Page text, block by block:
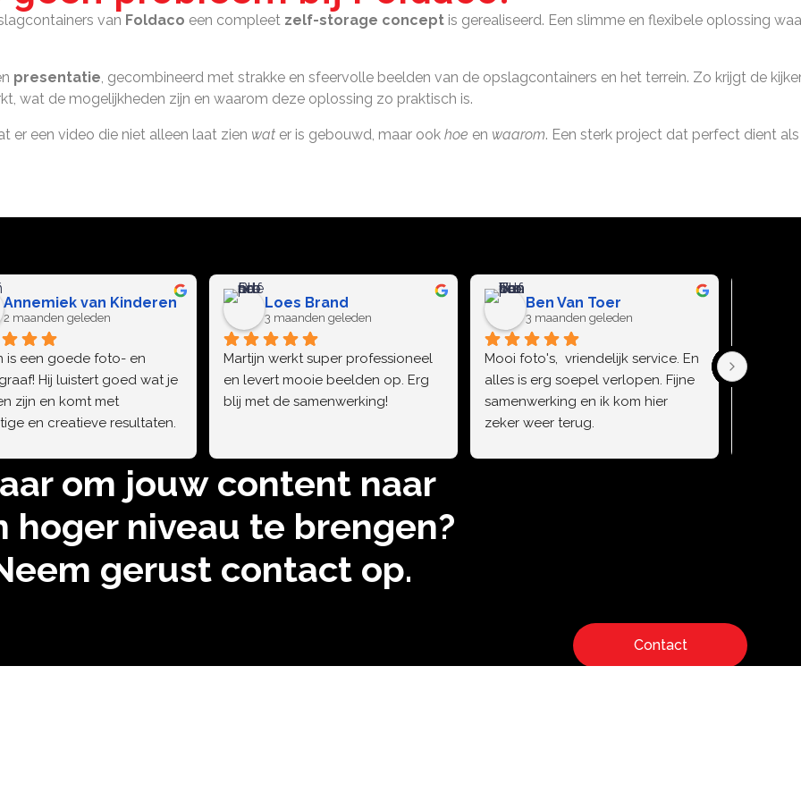
van Foldaco een compleet zelf-storage concept is gerealiseerd. Een slimme en flexibele oplossing
presentatie , gecombineerd met strakke en sfeervolle beelden van de opslagcontainers en het terrein. Zo krijgt de
wat de mogelijkheden zijn en waarom deze oplossing zo praktisch is.
er een video die niet alleen laat zien wat er is gebouwd, maar ook hoe en waarom. Een sterk project dat perfect dient
Annemiek van Kinderen
2 maanden geleden
is een goede foto- en
Hij luistert goed wat je
zijn en komt met
en creatieve resultaten.
te werken!
Loes Brand
3 maanden geleden
Martijn werkt super professioneel
en levert mooie beelden op. Erg
blij met de samenwerking!
Ben Van Toer
3 maanden geleden
Mooi foto's,  vriendelijk service. En
alles is erg soepel verlopen. Fijne
samenwerking en ik kom hier
zeker weer terug.
Top
om jouw content naar
hoger niveau te brengen?
gerust contact op.
Contact